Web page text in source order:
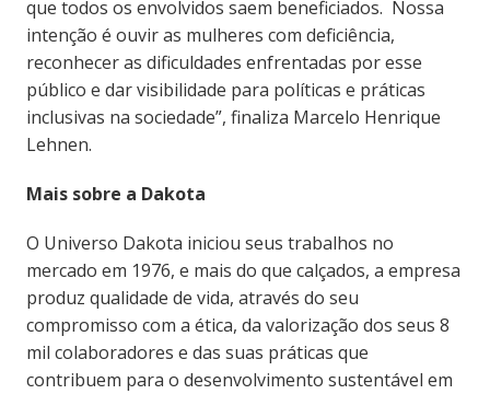
que todos os envolvidos saem beneficiados. Nossa
intenção é ouvir as mulheres com deficiência,
reconhecer as dificuldades enfrentadas por esse
público e dar visibilidade para políticas e práticas
inclusivas na sociedade”, finaliza Marcelo Henrique
Lehnen.
Mais sobre a Dakota
O Universo Dakota iniciou seus trabalhos no
mercado em 1976, e mais do que calçados, a empresa
produz qualidade de vida, através do seu
compromisso com a ética, da valorização dos seus 8
mil colaboradores e das suas práticas que
contribuem para o desenvolvimento sustentável em